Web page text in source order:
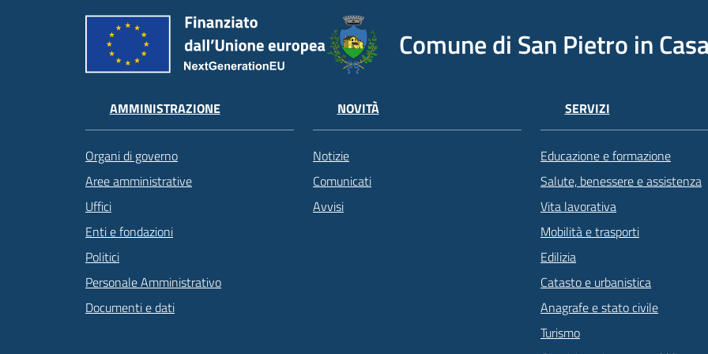
Comune di San Pietro in
AMMINISTRAZIONE
Organi di governo
Aree amministrative
Uffici
Enti e fondazioni
Politici
Personale Amministrativo
Documenti e dati
NOVITÀ
Notizie
Comunicati
Avvisi
SERVIZI
Educazione e formazione
Salute, benessere e assistenza
Vita lavorativa
Mobilità e trasporti
Edilizia
Catasto e urbanistica
Anagrafe e stato civile
Turismo